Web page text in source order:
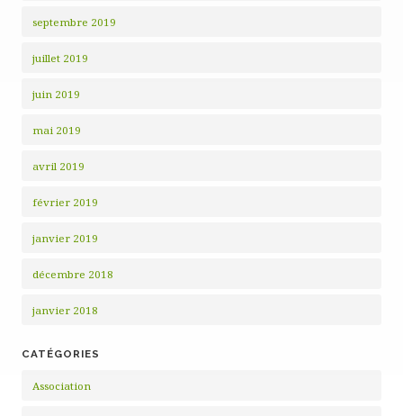
septembre 2019
juillet 2019
juin 2019
mai 2019
avril 2019
février 2019
janvier 2019
décembre 2018
janvier 2018
CATÉGORIES
Association